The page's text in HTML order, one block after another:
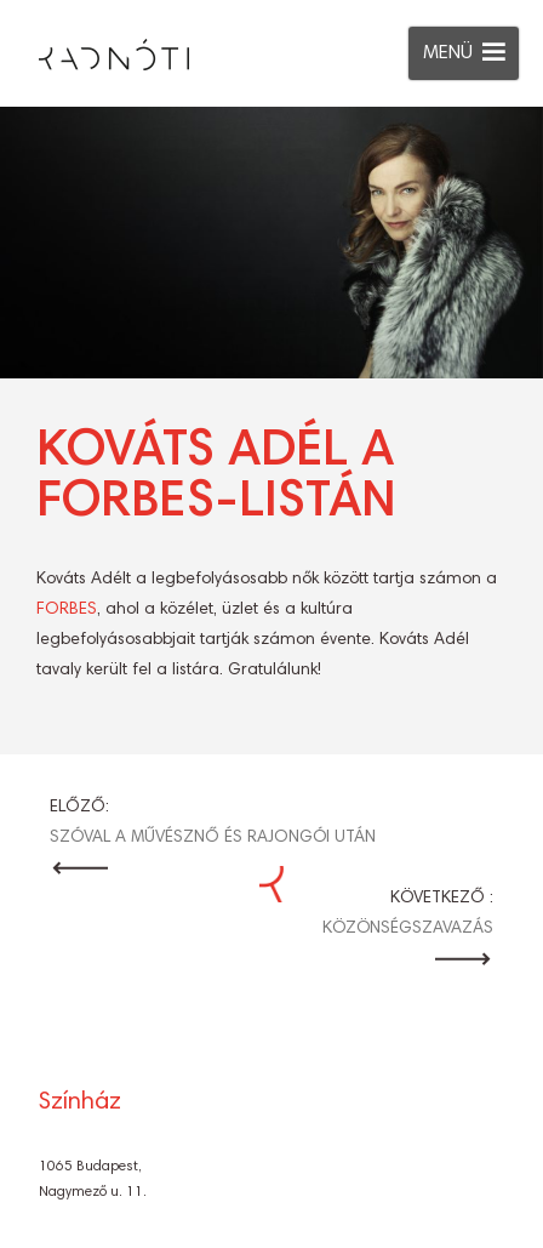
MENÜ
KOVÁTS ADÉL A
FORBES-LISTÁN
Kováts Adélt a legbefolyásosabb nők között tartja számon a
FORBES, ahol a közélet, üzlet és a kultúra
legbefolyásosabbjait tartják számon évente. Kováts Adél
tavaly került fel a listára. Gratulálunk!
BEJEGYZÉS
NAVIGÁCIÓ
ELŐZŐ:
SZÓVAL A MŰVÉSZNŐ ÉS RAJONGÓI UTÁN
KÖVETKEZŐ :
KÖZÖNSÉGSZAVAZÁS
Színház
1065 Budapest,
Nagymező u. 11.